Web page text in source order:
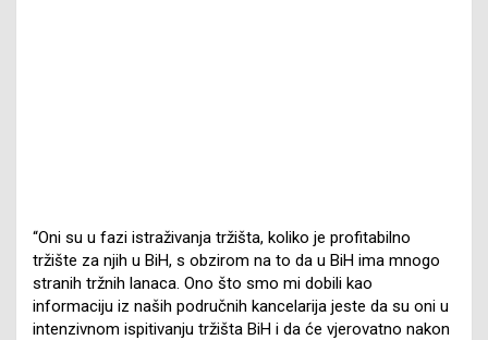
“Oni su u fazi istraživanja tržišta, koliko je profitabilno
tržište za njih u BiH, s obzirom na to da u BiH ima mnogo
stranih tržnih lanaca. Ono što smo mi dobili kao
informaciju iz naših područnih kancelarija jeste da su oni u
intenzivnom ispitivanju tržišta BiH i da će vjerovatno nakon